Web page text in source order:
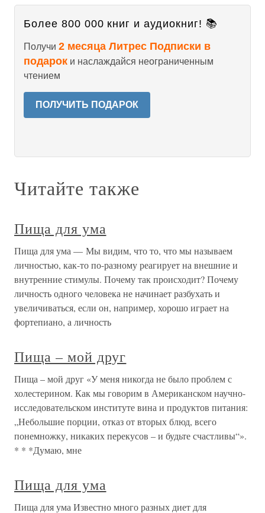
Более 800 000 книг и аудиокниг! 📚
Получи 2 месяца Литрес Подписки в
подарок и наслаждайся неограниченным
чтением
ПОЛУЧИТЬ ПОДАРОК
Читайте также
Пища для ума
Пища для ума — Мы видим, что то, что мы называем
личностью, как-то по-разному реагирует на внешние и
внутренние стимулы. Почему так происходит? Почему
личность одного человека не начинает разбухать и
увеличиваться, если он, например, хорошо играет на
фортепиано, а личность
Пища – мой друг
Пища – мой друг «У меня никогда не было проблем с
холестерином. Как мы говорим в Американском научно-
исследовательском институте вина и продуктов питания:
„Небольшие порции, отказ от вторых блюд, всего
понемножку, никаких перекусов – и будьте счастливы“».
* * *Думаю, мне
Пища для ума
Пища для ума Известно много разных диет для